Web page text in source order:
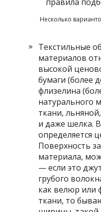
Несколько
Текстильные
материалов
высокой
бумаги (более
флизелина
натурального
ткани,
и даже шелка.
определяется
Поверхность
материала,
— если это
грубого
как велюр или
ткани, то